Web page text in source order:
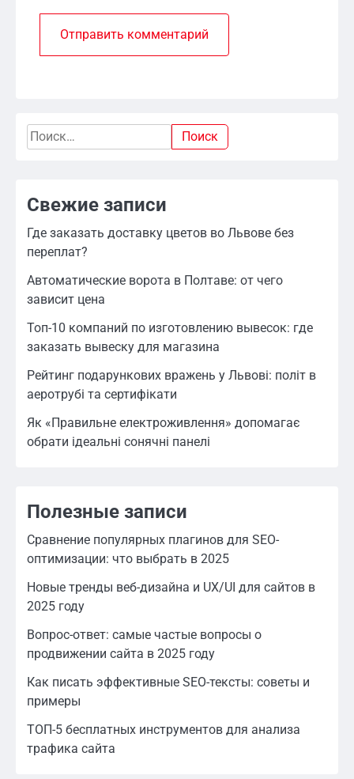
Найти:
Свежие записи
Где заказать доставку цветов во Львове без
переплат?
Автоматические ворота в Полтаве: от чего
зависит цена
Топ-10 компаний по изготовлению вывесок: где
заказать вывеску для магазина
Рейтинг подарункових вражень у Львові: політ в
аеротрубі та сертифікати
Як «Правильне електроживлення» допомагає
обрати ідеальні сонячні панелі
Полезные записи
Сравнение популярных плагинов для SEO-
оптимизации: что выбрать в 2025
Новые тренды веб-дизайна и UX/UI для сайтов в
2025 году
Вопрос-ответ: самые частые вопросы о
продвижении сайта в 2025 году
Как писать эффективные SEO-тексты: советы и
примеры
ТОП-5 бесплатных инструментов для анализа
трафика сайта